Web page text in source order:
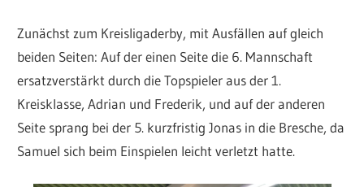
Zunächst zum Kreisligaderby, mit Ausfällen auf gleich
beiden Seiten: Auf der einen Seite die 6. Mannschaft
ersatzverstärkt durch die Topspieler aus der 1.
Kreisklasse, Adrian und Frederik, und auf der anderen
Seite sprang bei der 5. kurzfristig Jonas in die Bresche, da
Samuel sich beim Einspielen leicht verletzt hatte.